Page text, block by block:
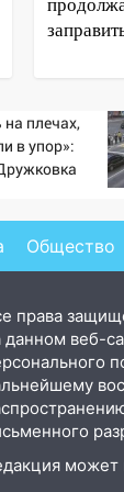
плечах,
в упор»:
Общество
права
данном веб-
может